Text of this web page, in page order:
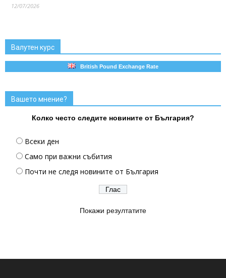
12/07/2026
Валутен курс
British Pound Exchange Rate
Вашето мнение?
Колко често следите новините от България?
Всеки ден
Само при важни събития
Почти не следя новините от България
Покажи резултатите